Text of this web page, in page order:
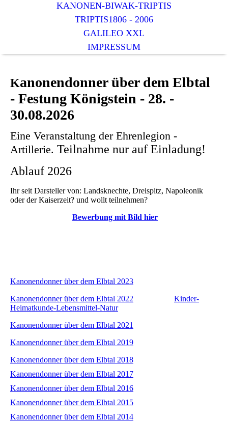
KANONEN-BIWAK-TRIPTIS
TRIPTIS1806 - 2006
GALILEO XXL
IMPRESSUM
Kanonendonner über dem Elbtal
- Festung Königstein - 28. -
30.08.2026
Eine Veranstaltung der Ehrenlegion -
Artillerie. Teilnahme nur auf Einladung!
Ablauf 2026
Ihr seit Darsteller von: Landsknechte, Dreispitz, Napoleonik
oder der Kaiserzeit? und wollt teilnehmen?
Bewerbung mit Bild hier
Kanonendonner über dem Elbtal 2023
Kanonendonner über dem Elbtal 2022
Kinder-
Heimatkunde-Lebensmittel-Natur
Kanonendonner über dem Elbtal 2021
Kanonendonner über dem Elbtal 2019
Kanonendonner über dem Elbtal 2018
Kanonendonner über dem Elbtal 2017
Kanonendonner über dem Elbtal 2016
Kanonendonner über dem Elbtal 2015
Kanonendonner über dem Elbtal 2014